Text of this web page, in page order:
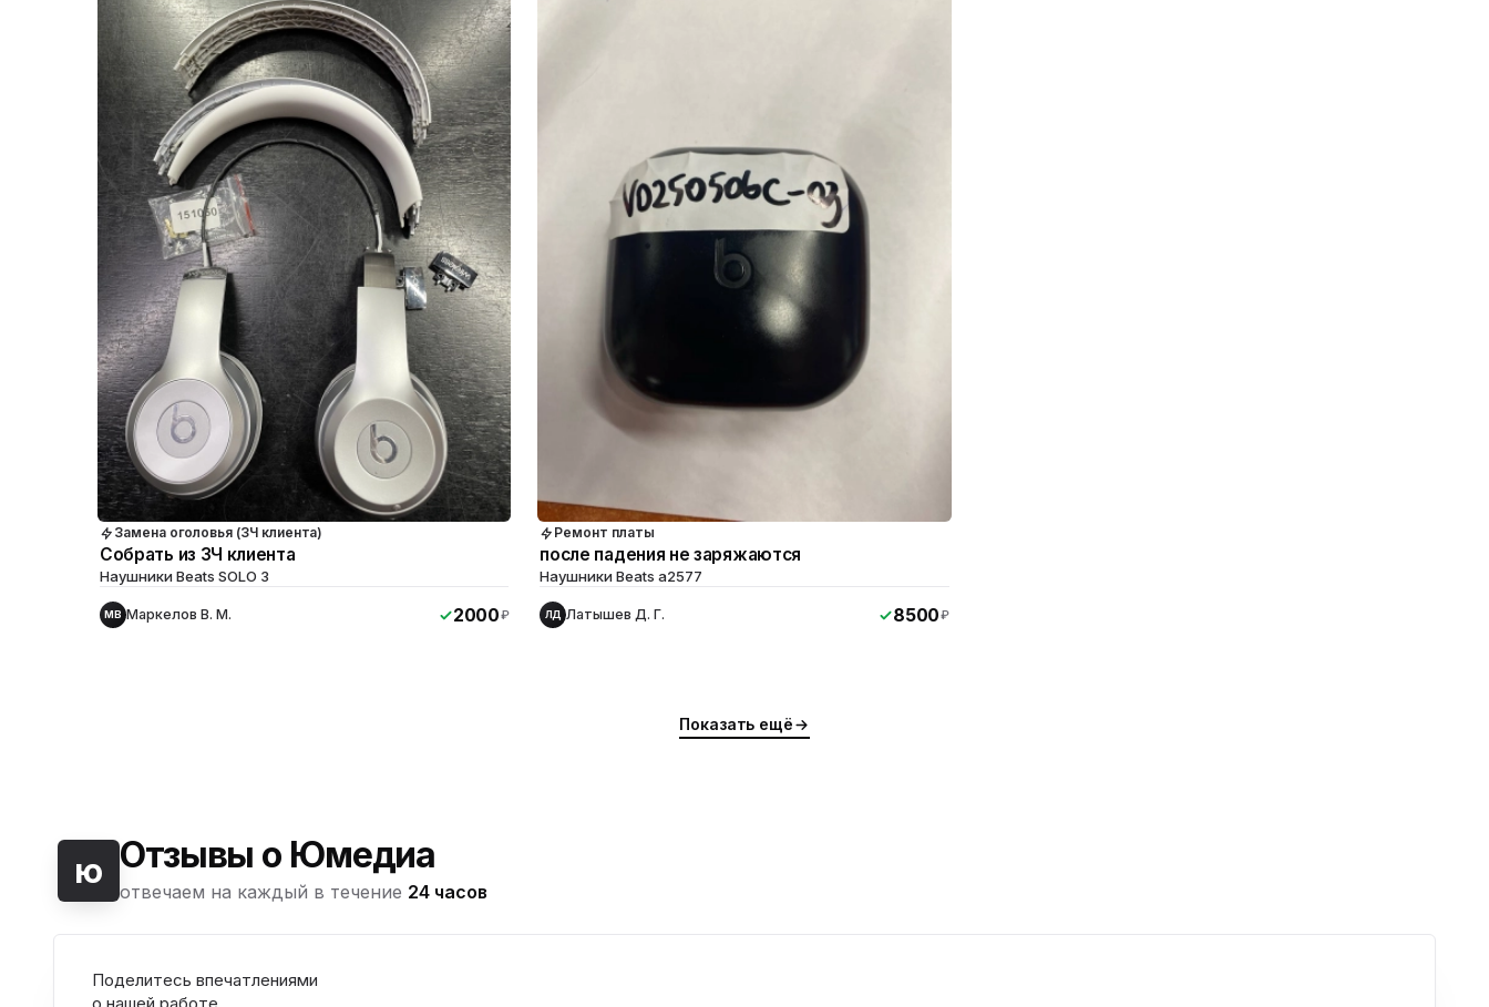
Замена оголовья (ЗЧ клиента)
Собрать из ЗЧ клиента
Наушники Beats SOLO 3
МВ Маркелов В. М. 2000₽
Ремонт платы
после падения не заряжаются
Наушники Beats a2577
ЛД Латышев Д. Г. 8500₽
Показать ещё
ю Отзывы о Юмедиа
отвечаем на каждый в течение 24 часов
Поделитесь впечатлениями
о нашей работе